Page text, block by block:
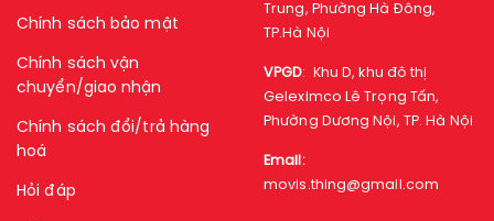
Chính sách bảo mật
Chính sách vận
chuyển/giao nhận
Chính sách đổi/trả hàng
hoá
Hỏi đáp
Trung, Phường Hà Đông,
TP.Hà Nội
VPGD:
Khu D, khu đô thị
Geleximco Lê Trọng Tấn,
Phường Dương Nội, TP. Hà Nội
Email:
movis.thing@gmail.com